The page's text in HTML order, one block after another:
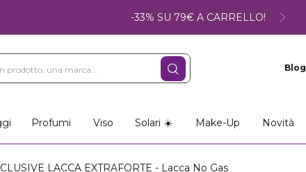
-33% SU 79€ A CARRELLO!
Blog
Profumi Viso Solari ☀️ Make-Up Novità
LACCA EXTRAFORTE - Lacca No Gas